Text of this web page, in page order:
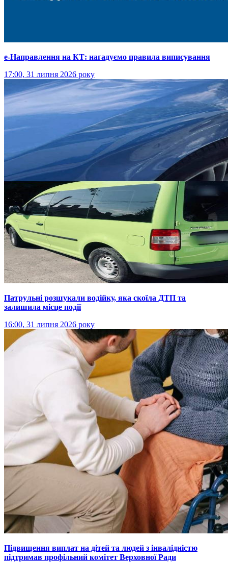
е-Направлення на КТ: нагадуємо правила виписування
17:00, 31 липня 2026 року
Патрульні розшукали водійку, яка скоїла ДТП та
залишила місце події
16:00, 31 липня 2026 року
Підвищення виплат на дітей та людей з інвалідністю
підтримав профільний комітет Верховної Ради